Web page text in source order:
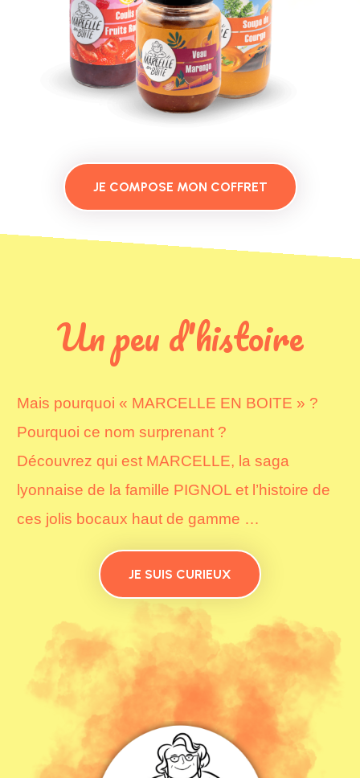
JE COMPOSE MON COFFRET
Unpeud'histoire
Mais pourquoi « MARCELLE EN BOITE » ?
Pourquoi ce nom surprenant ?
Découvrez qui est MARCELLE, la saga
lyonnaise de la famille PIGNOL et l’histoire de
ces jolis bocaux haut de gamme …
JE SUIS CURIEUX